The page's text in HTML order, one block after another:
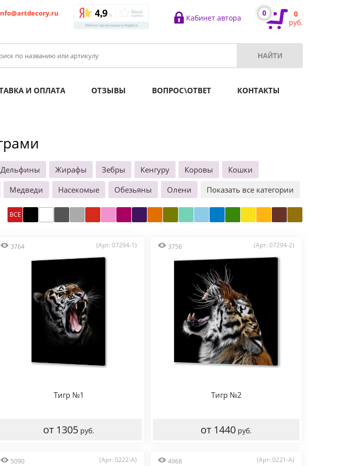
Кабинет автора
0
0
руб.
И ОПЛАТА ОТЗЫВЫ ВОПРОС\ОТВЕТ КОНТАКТЫ
Дельфины Жирафы Зебры Кенгуру Коровы
Кошки
Медведи Насекомые Обезьяны Олени Показать все категории
ВСЕ
3764 (Арт: 07294-1)
Тигр №1
от 1305 руб.
3756 (Арт: 07294-2)
Тигр №2
от 1440 руб.
5090 (Арт: 0222-A) 4968 (Арт: 0221-A)